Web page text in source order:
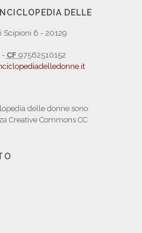
DELLE
Scipioni 6 - 20129
- CF 97562510152
delle donne sono
Creative Commons CC